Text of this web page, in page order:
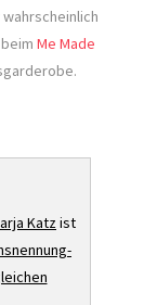
Me Made
Katzist